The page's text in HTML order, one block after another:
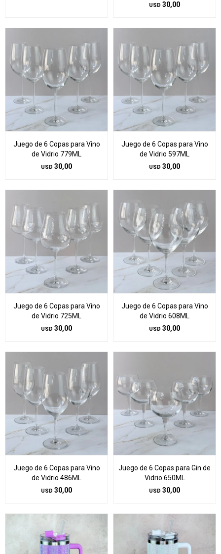
USD 30,00
Juego de 6 Copas para Vino
de Vidrio 779ML
USD 30,00
Juego de 6 Copas para Vino
de Vidrio 597ML
USD 30,00
Juego de 6 Copas para Vino
de Vidrio 725ML
USD 30,00
Juego de 6 Copas para Vino
de Vidrio 608ML
USD 30,00
Juego de 6 Copas para Vino
de Vidrio 486ML
USD 30,00
Juego de 6 Copas para Gin de
Vidrio 650ML
USD 30,00